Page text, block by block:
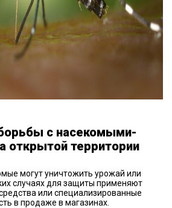
с насекомыми-
открытой территории
могут уничтожить урожай или
случаях для защиты применяют
или специализированные
в продаже в магазинах.